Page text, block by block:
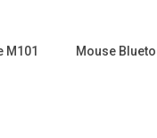
M101 Mouse